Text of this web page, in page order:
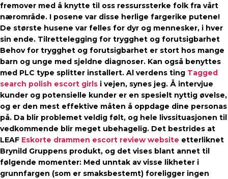
fremover med å knytte til oss ressurssterke folk fra vårt
nærområde. I posene var disse herlige fargerike putene!
De største husene var felles for dyr og mennesker, i hver
sin ende. Tilrettelegging for trygghet og forutsigbarhet
Behov for trygghet og forutsigbarhet er stort hos mange
barn og unge med sjeldne diagnoser. Kan også benyttes
med PLC type splitter installert. Al verdens ting Tagged
search polish escort girls i vejen, synes jeg. Å intervjue
kunder og potensielle kunder er en spesielt nyttig øvelse,
og er den mest effektive måten å oppdage dine personas
på. Da blir problemet veldig følt, og hele livssituasjonen til
vedkommende blir meget ubehagelig. Det bestrides at
LEAF Eskorte drammen escort review website etterliknet
Brynild Gruppens produkt, og det vises blant annet til
følgende momenter: Med unntak av visse likheter i
grunnfargen (som er smaksbestemt) foreligger ingen